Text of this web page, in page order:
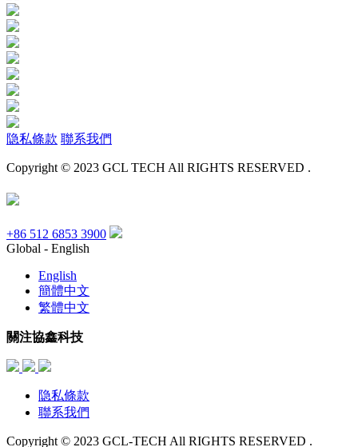
隐私條款 聯系我們
Copyright © 2023 GCL TECH All RIGHTS RESERVED .
+86 512 6853 3900
Global - English
English
簡體中文
繁體中文
關注協鑫科技
隐私條款
聯系我們
Copyright © 2023 GCL-TECH All RIGHTS RESERVED .